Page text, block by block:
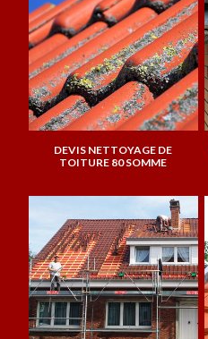
DEVIS NETTOYAGE DE
TOITURE 80 SOMME